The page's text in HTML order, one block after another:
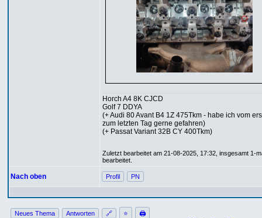
Horch A4 8K CJCD
Golf 7 DDYA
(+ Audi 80 Avant B4 1Z 475Tkm - habe ich vom
zum letzten Tag gerne gefahren)
(+ Passat Variant 32B CY 400Tkm)
Zuletzt bearbeitet am 21-08-2025, 17:32, insgesamt 1-
bearbeitet.
Nach oben Profil PN
Neues Thema Antworten 🔗 ⭐ 🖨